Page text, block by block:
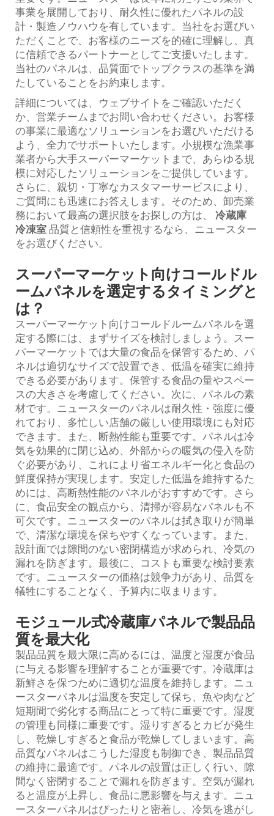
事業を展開しており、耐久性に優れたパネルの設
計・製造ノウハウを有しています。当社をお選びい
ただくことで、お客様のニーズを的確に理解し、真
に信頼できるパートナーとしてご支援いたします。
当社のパネルは、品質面でトップクラスの基準を満
たしていることをお約束します。
詳細については、ウェブサイトをご確認いただく
か、営業チームまでお問い合わせください。お客様
の事業に最適なソリューションをお選びいただける
よう、全力でサポートいたします。小規模な漁業事
業者から大手スーパーマーケットまで、あらゆる規
模に対応したソリューションをご提供しています。
さらに、親切・丁寧なカスタマーサービスにより、
ご質問にも迅速にお答えします。そのため、卸売業
務において最高の選択肢をお探しの方は、 冷蔵庫
冷凍室 品質と信頼性を重視するなら、ニュースター
をお選びください。
スーパーマーケット向けコールドル
ームパネルを選定するタイミングと
は？
スーパーマーケット向けコールドルームパネルを選
定する際には、まずサイズを検討しましょう。スー
パーマーケットでは大量の食品を保管するため、パ
ネルは適切なサイズで設置でき、低温を確実に維持
できる必要があります。保管する食品の量やスペー
スの大きさを考慮してください。次に、パネルの素
材です。ニュースターのパネルは耐久性・強度に優
れており、多忙しい店舗の厳しい使用環境にも対応
できます。また、断熱性能も重要です。パネルは冷
気を効果的に閉じ込め、外部からの暖気の侵入を防
ぐ必要があり、これにより省エネルギー化と食品の
鮮度保持が実現します。安定した低温を維持するた
めには、高断熱性能のパネルがおすすめです。さら
に、食品安全の観点から、清掃が容易なパネルも不
可欠です。ニュースターのパネルは拭き取りが簡単
で、清潔な環境を保ちやすくなっています。また、
設計面では隙間のない密閉構造が求められ、冷気の
漏れを防ぎます。最後に、コストも重要な検討要素
です。ニュースターの価格は競争力があり、品質を
犠牲にすることなく、予算内に収まります。
モジュール式冷蔵庫パネルで製品品
質を最大化
製品品質を最大限に高めるには、温度と湿度が食品
に与える影響を理解することが重要です。冷蔵庫は
新鮮さを保つために適切な温度を維持します。ニュ
ースターパネルは温度を安定して保ち、魚や肉など
短期間で劣化する商品にとって特に重要です。湿度
の管理も同様に重要です。湿りすぎるとカビが発生
し、乾燥しすぎると食品が乾燥してしまいます。高
品質なパネルはこうした湿度も制御でき、製品品質
の維持に最適です。パネルの設置は正しく行い、隙
間なく密閉することで漏れを防ぎます。空気が漏れ
ると温度が上昇し、食品に悪影響を与えます。ニュ
ースターパネルはぴったりと密着し、冷気を逃がし